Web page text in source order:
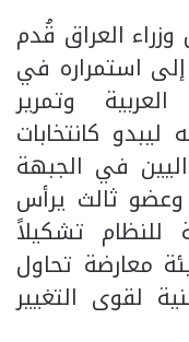
العراق قُدم
استمراره في
وتمرير
كانتخابات
في الجبهة
ثالث يرأس
للنظام تشكيلاً
معارضة تحاول
لقوى التغيير